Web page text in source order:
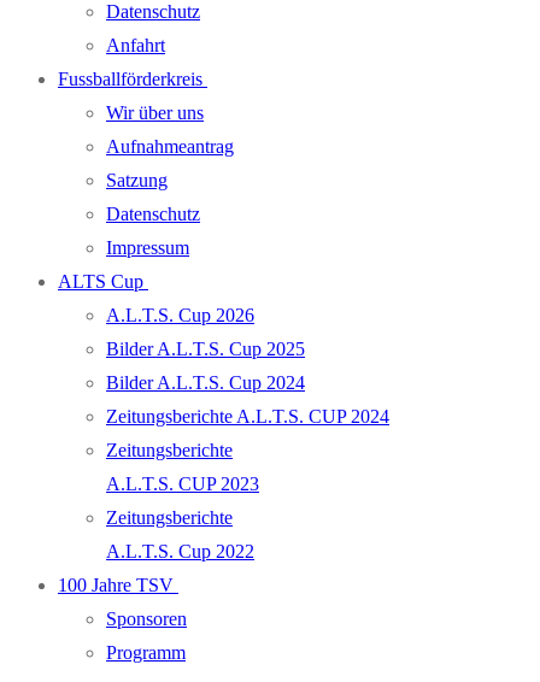
Datenschutz
Anfahrt
Fussballförderkreis
Wir über uns
Aufnahmeantrag
Satzung
Datenschutz
Impressum
ALTS Cup
A.L.T.S. Cup 2026
Bilder A.L.T.S. Cup 2025
Bilder A.L.T.S. Cup 2024
Zeitungsberichte A.L.T.S. CUP 2024
Zeitungsberichte
A.L.T.S. CUP 2023
Zeitungsberichte
A.L.T.S. Cup 2022
100 Jahre TSV
Sponsoren
Programm